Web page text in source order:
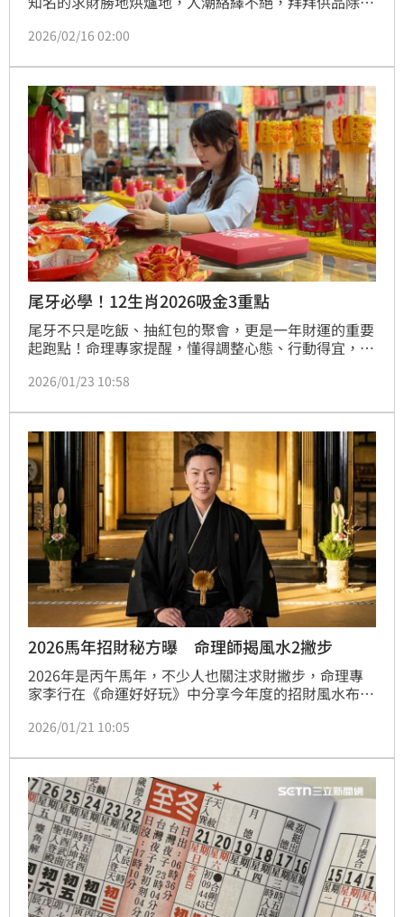
意，而供品有沒有「潔淨標章」，成為挑選關鍵。
2026/02/16 02:00
尾牙必學！12生肖2026吸金3重點
尾牙不只是吃飯、抽紅包的聚會，更是一年財運的重要
起跑點！命理專家提醒，懂得調整心態、行動得宜，每
年財富能量。林宜君
2026/01/23 10:58
2026馬年招財秘方曝 命理師揭風水2撇步
2026年是丙午馬年，不少人也關注求財撇步，命理專
家李行在《命運好好玩》中分享今年度的招財風水布
方位上可以整理乾淨整潔明亮，放置銀柳、春聯、爆竹
把好氣場提升。蔡維歆
2026/01/21 10:05